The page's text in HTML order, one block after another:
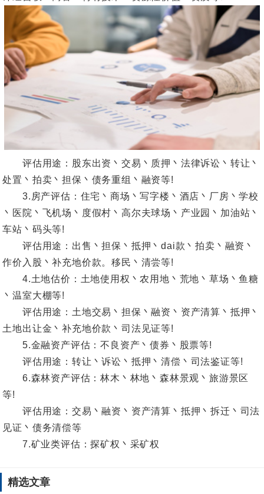
评估用途：股东出资丶交易丶质押丶法律诉讼丶转让丶
处置丶拍卖丶担保丶债务重组丶融资等!
3.房产评估：住宅丶商场丶写字楼丶酒店丶厂房丶学校
丶医院丶飞机场丶度假村丶高尔夫球场丶产业园丶加油站丶
车站丶码头等!
评估用途：出售丶担保丶抵押丶dai款丶拍卖丶融资丶
作价入股丶补充地价款。移民丶清尝等!
4.土地估价：土地使用权丶农用地丶荒地丶草场丶鱼糖
丶温室大棚等!
评估用途：土地交易丶担保丶融资丶资产清算丶抵押丶
土地出让金丶补充地价款丶司法见证等!
5.金融资产评估：不良资产丶债券丶股票等!
评估用途：转让丶诉讼丶抵押丶清偿丶司法鉴证等!
6.森林资产评估：林木丶林地丶森林景观丶旅游景区
等!
评估用途：交易丶融资丶资产清算丶抵押丶拆迁丶司法
见证丶债务清偿等
7.矿业类评估：探矿权丶采矿权
精选文章